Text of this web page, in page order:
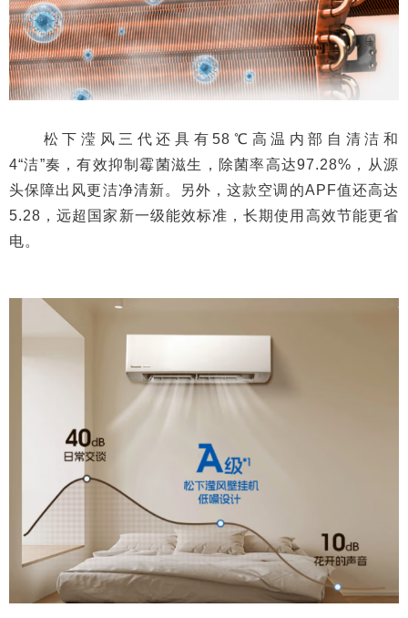
松下滢风三代还具有58℃高温内部自清洁和
4“洁”奏，有效抑制霉菌滋生，除菌率高达97.28%，从源
头保障出风更洁净清新。另外，这款空调的APF值还高达
5.28，远超国家新一级能效标准，长期使用高效节能更省
电。